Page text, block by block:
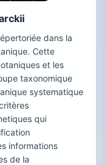
dans la
Cette
et les
taxonomique
systematique
qui
informations
de la